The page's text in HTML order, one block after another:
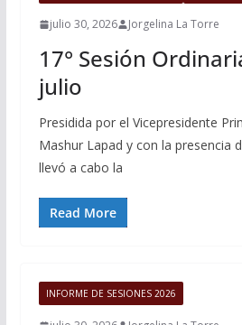
julio 30, 2026 Jorgelina La Torre
17° Sesión
julio
Presidida por el Vicepresidente
Mashur Lapad y con la presencia
llevó a cabo la
Read More
INFORME DE SESIONES 2026